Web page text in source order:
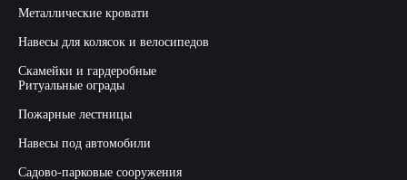
Металлические кровати
Навесы для колясок и велосипедов
Скамейки и гардеробные
Ритуальные ограды
Пожарные лестницы
Навесы под автомобили
Садово-парковые сооружения